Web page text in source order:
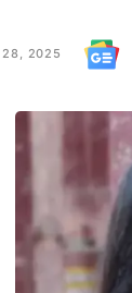
2025